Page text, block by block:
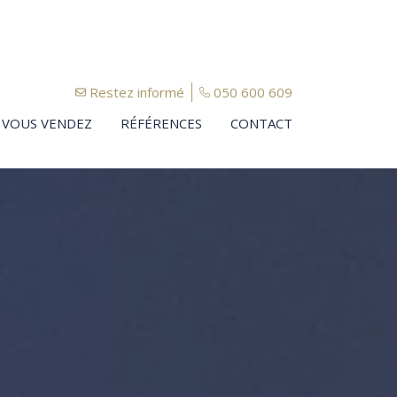
Restez informé
050 600 609
VOUS VENDEZ
RÉFÉRENCES CONTACT